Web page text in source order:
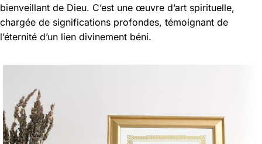
bienveillant de Dieu. C’est une œuvre d’art spirituelle,
chargée de significations profondes, témoignant de
l’éternité d’un lien divinement béni.